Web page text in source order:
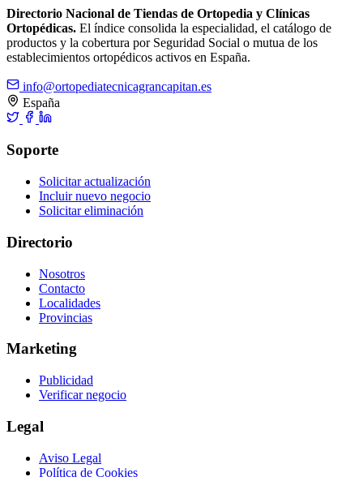
Directorio Nacional de Tiendas de Ortopedia y Clínicas
Ortopédicas. El índice consolida la especialidad, el catálogo de
productos y la cobertura por Seguridad Social o mutua de los
establecimientos ortopédicos activos en España.
info@ortopediatecnicagrancapitan.es
España
Soporte
Solicitar actualización
Incluir nuevo negocio
Solicitar eliminación
Directorio
Nosotros
Contacto
Localidades
Provincias
Marketing
Publicidad
Verificar negocio
Legal
Aviso Legal
Política de Cookies